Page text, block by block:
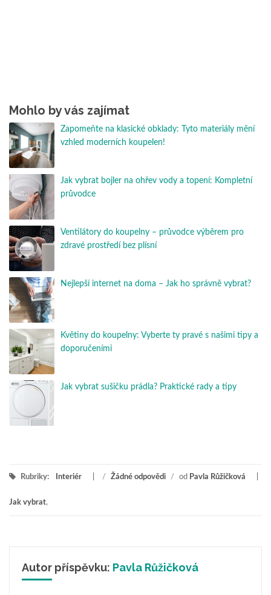
Mohlo by vás zajímat
Zapomeňte na klasické obklady: Tyto materiály mění
vzhled moderních koupelen!
Jak vybrat bojler na ohřev vody a topení: Kompletní
průvodce
Ventilátory do koupelny – průvodce výběrem pro
zdravé prostředí bez plísní
Nejlepší internet na doma – Jak ho správně vybrat?
Květiny do koupelny: Vyberte ty pravé s našimi tipy a
doporučeními
Jak vybrat sušičku prádla? Praktické rady a tipy
Rubriky: Interiér / Žádné odpovědi / od Pavla Růžičková
Jak vybrat,
Autor příspěvku: Pavla Růžičková